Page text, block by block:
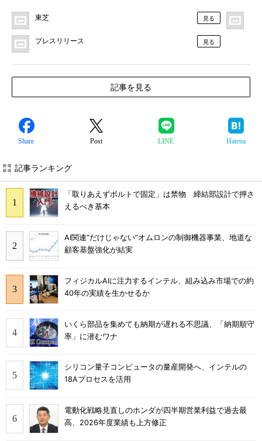
東芝 見る
プレスリリース 見る
記事を見る
Share Post LINE Hatena
記事ランキング
「取りあえずボルトで固定」は禁物 締結部設計で押さ
えるべき基本
AI関連“だけじゃない”オムロンの制御機器事業、地道な
顧客基盤強化が結実
フィジカルAIに注力するインテル、組み込み市場での約
40年の実績を生かせるか
いくら部品を集めても納期が遅れる不思議、「納期順守
率」に潜むワナ
シリコン量子コンピュータの量産開発へ、インテルの
18Aプロセスを活用
電動化戦略見直しのホンダが四半期営業利益で過去最
高、2026年度業績も上方修正